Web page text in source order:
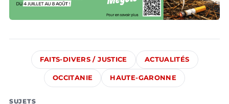
FAITS-DIVERS / JUSTICE ACTUALITÉS
OCCITANIE HAUTE-GARONNE
SUJETS